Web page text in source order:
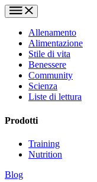
Allenamento
Alimentazione
Stile di vita
Benessere
Community
Scienza
Liste di lettura
Prodotti
Training
Nutrition
Blog